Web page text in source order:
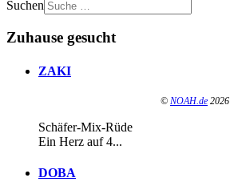
Suchen
Zuhause gesucht
ZAKI
© NOAH.de 2026
Schäfer-Mix-Rüde
Ein Herz auf 4...
DOBA